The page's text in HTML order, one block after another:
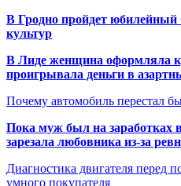
В Гродно пройдет
культур
В Лиде женщина оформляла
проигрывала деньги в
Почему автомобиль перестал
Пока муж был на заработках
зарезала любовника из-за
Диагностика двигателя перед
умного покупателя